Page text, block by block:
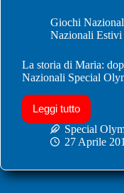
Giochi
Nazionali
La storia di Maria:
Nazionali Special
Leggi tutto
Special
27 Aprile